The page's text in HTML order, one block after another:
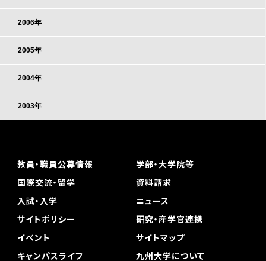
2006年
2005年
2004年
2003年
教員・職員公募情報
学部・大学院等
国際交流・留学
資料請求
入試・入学
ニュース
サイトポリシー
研究・産学官連携
イベント
サイトマップ
キャンパスライフ
九州大学について